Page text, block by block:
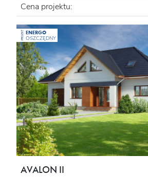
Cena projektu:
PROJEKT ENERGO
OSZCZĘDNY
AVALON II